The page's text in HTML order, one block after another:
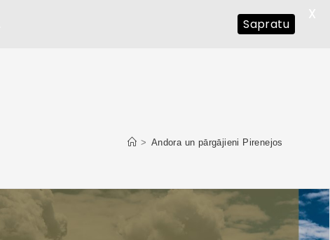
> Andora un pārgājieni Pirenejos
Sapratu